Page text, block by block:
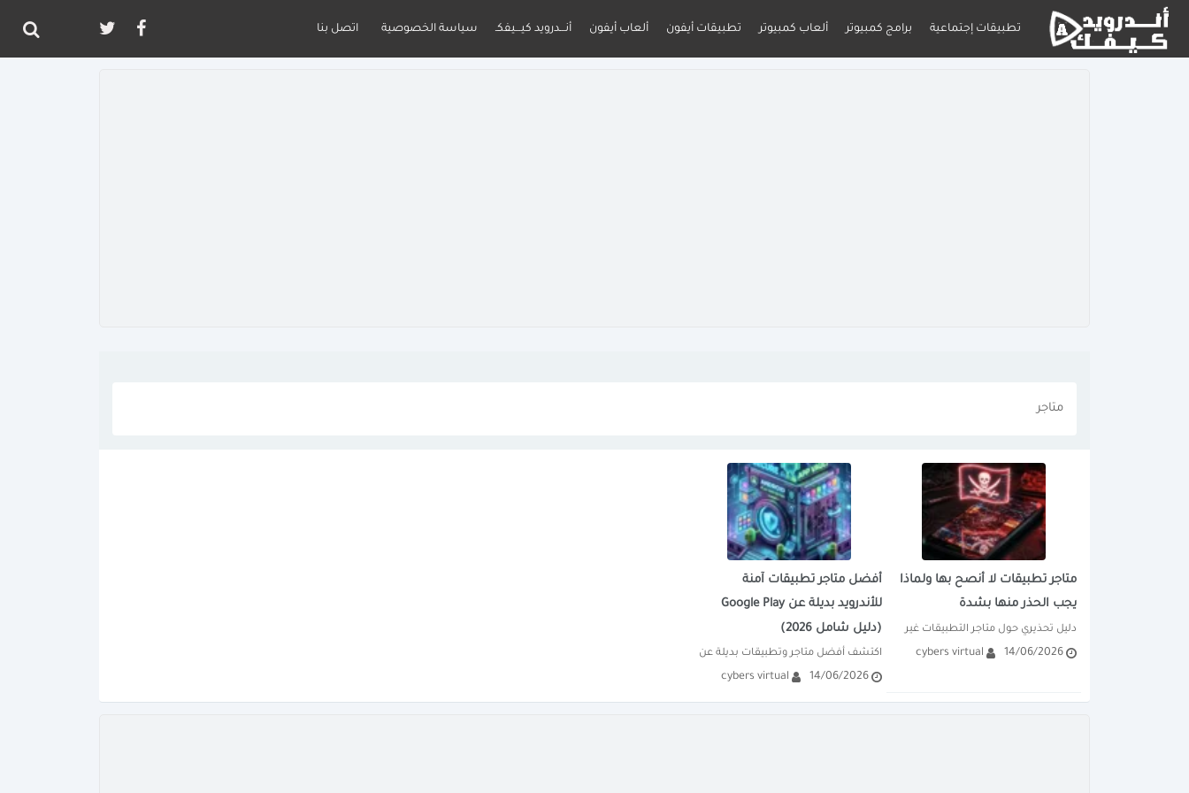
تطبيقات إجتماعية برامج كمبيوتر ألعاب كمبيوتر تطبيقات أيفون ألعاب أيفون أنـــدرويد كيـــيفكـ سياسة الخصوصية اتصل بنا
متاجر
متاجر تطبيقات لا أنصح بها ولماذا
يجب الحذر منها بشدة
دليل تحذيري حول متاجر التطبيقات غير
14/06/2026
cybers virtual
أفضل متاجر تطبيقات آمنة
للأندرويد بديلة عن Google Play
(دليل شامل 2026)
والتطبيقات المتنوعة...
14/06/2026
cybers virtual